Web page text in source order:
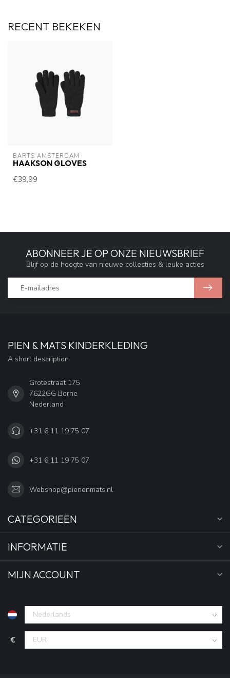
RECENT BEKEKEN
BARTS AMSTERDAM
HAAKSON GLOVES
€39,99
ABONNEER JE OP ONZE NIEUWSBRIEF
Blijf op de hoogte van nieuwe collecties & leuke acties
PIEN & MATS KINDERKLEDING
A short description
Grotestraat 175
7622GG Borne
Nederland
+31 6 11 19 75 07
+31 6 11 19 75 07
Webshop@pienenmats.nl
CATEGORIEËN
INFORMATIE
MIJN ACCOUNT
€